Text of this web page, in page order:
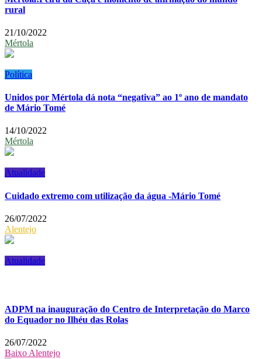
rural
21/10/2022
Mértola
Política
Unidos por Mértola dá nota “negativa” ao 1º ano de mandato
de Mário Tomé
14/10/2022
Mértola
Atualidade
Cuidado extremo com utilização da água -Mário Tomé
26/07/2022
Alentejo
Atualidade
ADPM na inauguração do Centro de Interpretação do Marco
do Equador no Ilhéu das Rolas
26/07/2022
Baixo Alentejo